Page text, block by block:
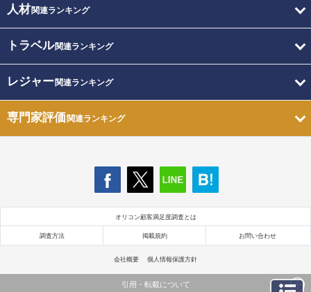
人材関連ランキング
トラベル関連ランキング
レジャー関連ランキング
専門家評価関連ランキング
オリコン顧客満足度調査とは
調査方法 掲載規約 お問い合わせ
会社概要 個人情報保護方針
引用・転載について